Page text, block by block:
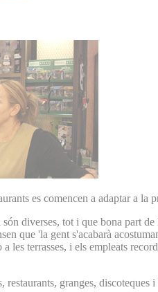
es comencen a adaptar a
diverses, tot i que bona part
que 'la gent s'acabarà
les terrasses, i els empleats
granges, discoteques